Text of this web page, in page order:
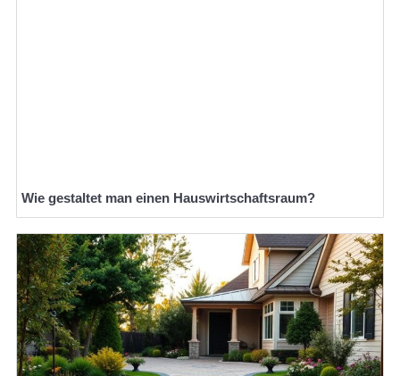
Wie gestaltet man einen Hauswirtschaftsraum?